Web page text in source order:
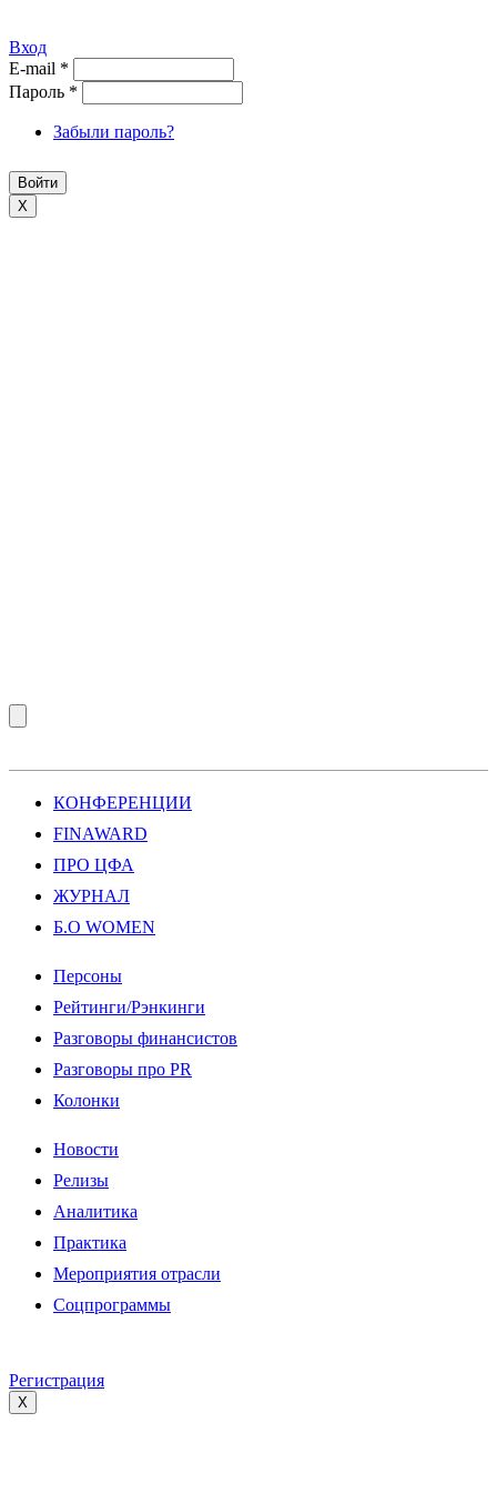
Вход
E-mail *
Пароль *
Забыли пароль?
X
КОНФЕРЕНЦИИ
FINAWARD
ПРО ЦФА
ЖУРНАЛ
Б.О WOMEN
Персоны
Рейтинги/Рэнкинги
Разговоры финансистов
Разговоры про PR
Колонки
Новости
Релизы
Аналитика
Практика
Мероприятия отрасли
Соцпрограммы
Регистрация
X